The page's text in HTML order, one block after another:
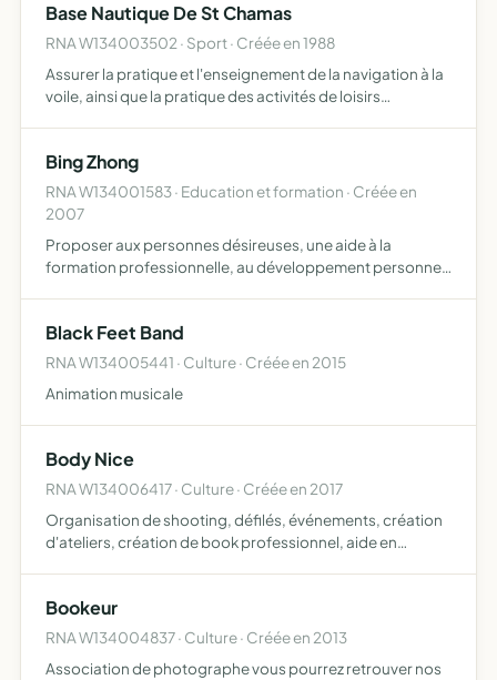
Base Nautique De St Chamas
RNA W134003502 · Sport · Créée en 1988
Assurer la pratique et l'enseignement de la navigation à la
voile, ainsi que la pratique des activités de loisirs
Bing Zhong
RNA W134001583 · Education et formation · Créée en
2007
Proposer aux personnes désireuses, une aide à la
formation professionnelle, au développement personnel
Black Feet Band
RNA W134005441 · Culture · Créée en 2015
Animation musicale
Body Nice
RNA W134006417 · Culture · Créée en 2017
Organisation de shooting, défilés, événements, création
d'ateliers, création de book professionnel, aide en
Bookeur
RNA W134004837 · Culture · Créée en 2013
Association de photographe vous pourrez retrouver nos